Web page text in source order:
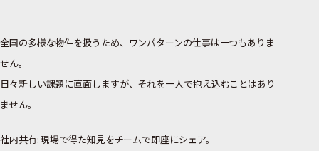
全国の多様な物件を扱うため、ワンパターンの仕事は一つもありま
せん。
日々新しい課題に直面しますが、それを一人で抱え込むことはあり
ません。
社内共有: 現場で得た知見をチームで即座にシェア。